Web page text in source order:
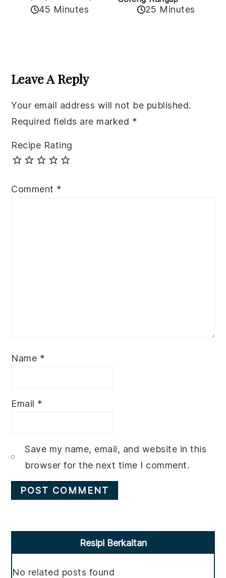
45 Minutes 25 Minutes
Interactions
Leave A Reply
Your email address will not be published.
Required fields are marked *
Recipe Rating
Comment *
Name *
Email *
Save my name, email, and website in this
browser for the next time I comment.
Sidebar
Resipi Berkaitan
No related posts found